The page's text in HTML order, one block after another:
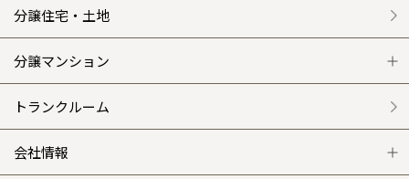
施工事例
平屋の家
外観・インテリア集
WEB住宅展示場
選ばれる理由
リフォームの流れ
介護保険利用で快適リフォーム
カタログ請求（無料）
賃貸併用住宅のメリット
安心のサポートシステム
商品紹介
展示場案内
分譲住宅・土地
分譲マンション
分譲マンション トップ
ワザックとは
トランクルーム
会社情報